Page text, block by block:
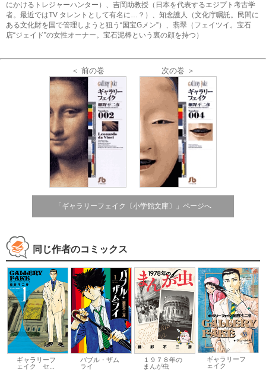
にかけるトレジャーハンター）、吉岡助教授（日本を代表するエジプト考古学
者。最近ではTV タレントとして有名に…？）、知念護人（文化庁嘱託。民間に
ある文化財を国で管理しようと狙う“国宝Gメン”）、翡翠（フェイツイ。宝石
店“ジェイド”の女性オーナー。宝石泥棒という裏の顔を持つ）
＜ 前の巻 次の巻 ＞
「ギャラリーフェイク〔小学館文庫〕」ページへ
同じ作者のコミックス
ギャラリーフ
ェイク セ...
バブル・ザム
ライ
１９７８年の
まんが虫
ギャラリーフ
ェイク